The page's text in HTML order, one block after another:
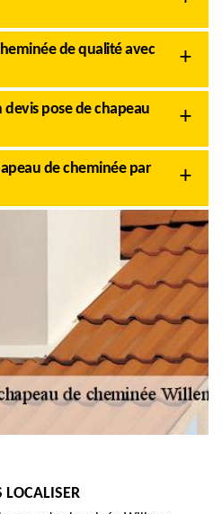
de qualité avec
pose de chapeau
de cheminée par
LOCALISER